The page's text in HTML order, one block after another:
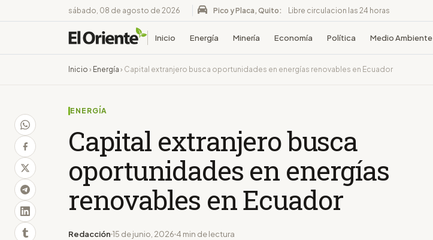
sábado, 08 de agosto de 2026 Pico y Placa, Quito: Libre circulacion las 24 horas
Inicio Energía Minería Economía Política Medio Ambiente
Inicio › Energía › Capital extranjero busca oportunidades en energías renovables en Ecuador
ENERGÍA
Capital extranjero busca
oportunidades en energías
renovables en Ecuador
Redacción 15 de junio, 2026 4 min de lectura